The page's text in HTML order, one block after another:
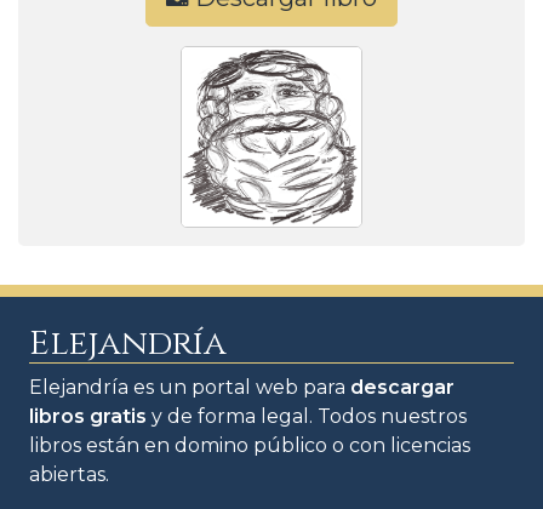
Elejandría
Elejandría es un portal web para descargar
libros gratis y de forma legal. Todos nuestros
libros están en domino público o con licencias
abiertas.